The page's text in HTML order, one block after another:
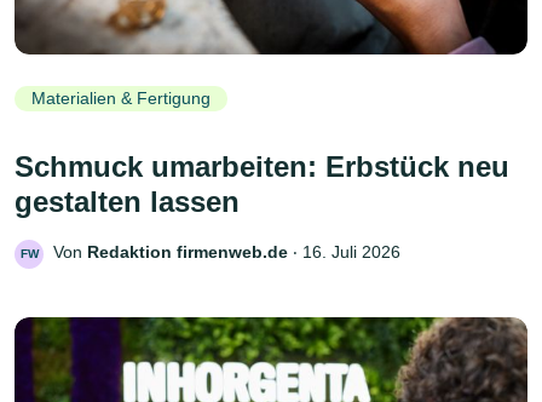
Materialien & Fertigung
Schmuck umarbeiten: Erbstück neu
gestalten lassen
FW Von Redaktion firmenweb.de ‧ 16. Juli 2026